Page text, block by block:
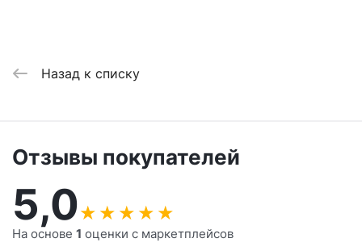
Назад к списку
Отзывы покупателей
5,0★ ★ ★ ★ ★
На основе 1 оценки с маркетплейсов